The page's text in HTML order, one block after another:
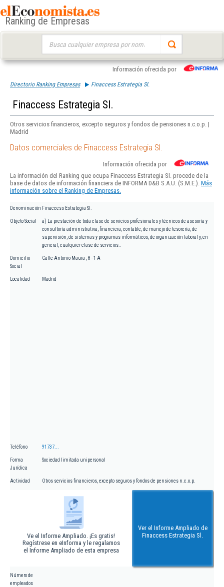
Ranking de Empresas
Información ofrecida por
Directorio Ranking Empresas Finaccess Estrategia Sl.
Finaccess Estrategia Sl.
Otros servicios financieros, excepto seguros y fondos de pensiones n.c.o.p. |
Madrid
Datos comerciales de Finaccess Estrategia Sl.
Información ofrecida por
La información del Ranking que ocupa Finaccess Estrategia Sl. procede de la
base de datos de información financiera de INFORMA D&B S.A.U. (S.M.E.). Más
información sobre el Ranking de Empresas.
Denominación Finaccess Estrategia Sl.
Objeto Social
a) La prestación de toda clase de servicios profesionales y técnicos de asesoría y
consultoría administrativa, financiera, contable, de manejo de tesorería, de
supervisión, de sistemas y programas informáticos, de organización laboral y, en
general, cualquier clase de servicios..
Domicilio
Social
Calle Antonio Maura , 8 - 1 A
Localidad Madrid
Teléfono 91737...
Forma
Jurídica
Sociedad limitada unipersonal
Actividad Otros servicios financieros, excepto seguros y fondos de pensiones n.c.o.p.
Ve el Informe Ampliado. ¡Es gratis!
Regístrese en eInforma y le regalamos
el Informe Ampliado de esta empresa
Ver el Informe Ampliado de
Finaccess Estrategia Sl.
Número de
empleados